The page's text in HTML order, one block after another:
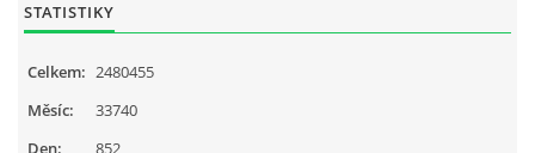
STATISTIKY
Celkem: 2480455
Měsíc:
33740
Den:
852